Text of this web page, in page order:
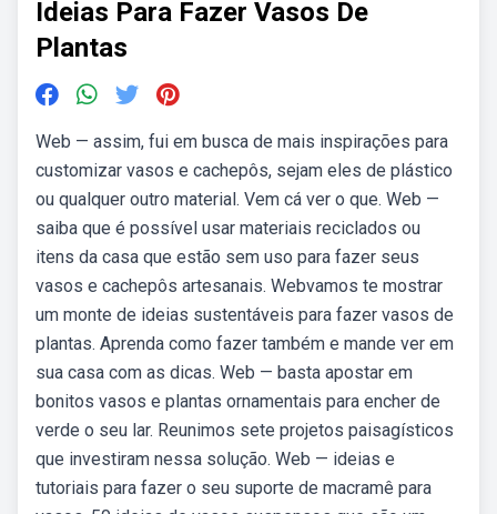
Ideias Para Fazer Vasos De
Plantas
Web — assim, fui em busca de mais inspirações para
customizar vasos e cachepôs, sejam eles de plástico
ou qualquer outro material. Vem cá ver o que. Web —
saiba que é possível usar materiais reciclados ou
itens da casa que estão sem uso para fazer seus
vasos e cachepôs artesanais. Webvamos te mostrar
um monte de ideias sustentáveis para fazer vasos de
plantas. Aprenda como fazer também e mande ver em
sua casa com as dicas. Web — basta apostar em
bonitos vasos e plantas ornamentais para encher de
verde o seu lar. Reunimos sete projetos paisagísticos
que investiram nessa solução. Web — ideias e
tutoriais para fazer o seu suporte de macramê para